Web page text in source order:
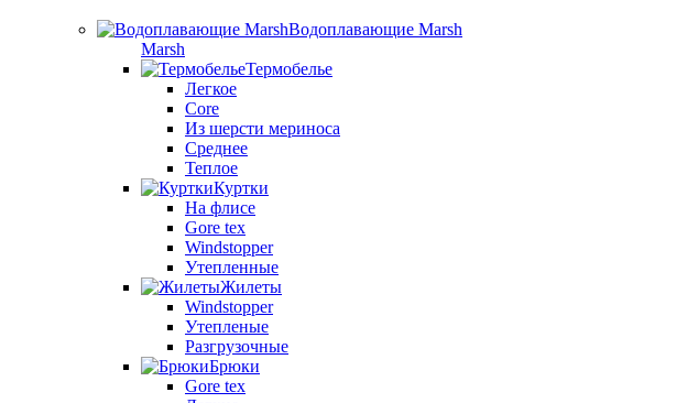
Водоплавающие Marsh
Marsh
Термобелье
Легкое
Core
Из шерсти мериноса
Среднее
Теплое
Куртки
На флисе
Gore tex
Windstopper
Утепленные
Жилеты
Windstopper
Утепленые
Разгрузочные
Брюки
Gore tex